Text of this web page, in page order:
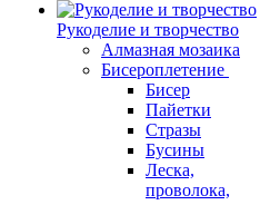
Рукоделие и творчество
Алмазная мозаика
Бисероплетение
Бисер
Пайетки
Стразы
Бусины
Леска,
проволока,